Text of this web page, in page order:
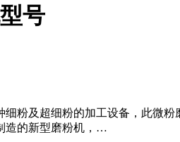
号
细粉及超细粉的加工设备，此微
造的新型磨粉机，…